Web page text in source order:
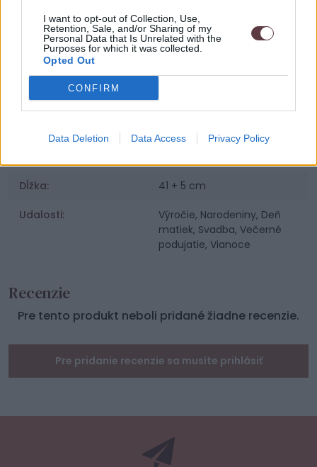
I want to opt-out of Collection, Use,
Retention, Sale, and/or Sharing of my
Personal Data that Is Unrelated with the
Purposes for which it was collected.
Opted Out
CONFIRM
Data Deletion Data Access Privacy Policy
Kategórie: Dámske náhrdelníky
Farba: Zlatá
Materiál:
Povrchová úprava:
Dĺžka: 41 + 5 cm
Udalosti:
Výročie, Narodeniny, Deň
matiek, Svadba, Večerné
podujatie, Vianoce
Recenzie
Pre tento produkt neboli pridané žiadne recenzie.
Pre pridanie recenzie sa musíte prihlásiť